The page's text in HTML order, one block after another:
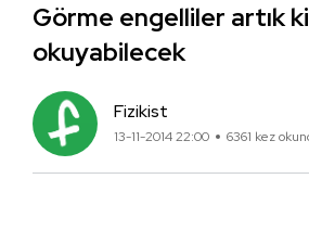
Görme engelliler artık
okuyabilecek
Fizikist
13-11-2014 22:00 6361 kez